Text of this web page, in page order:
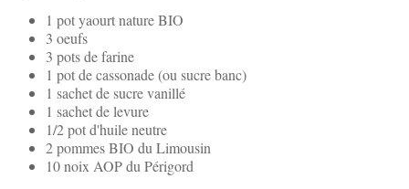
1 pot yaourt nature BIO
3 oeufs
3 pots de farine
1 pot de cassonade (ou sucre banc)
1 sachet de sucre vanillé
1 sachet de levure
1/2 pot d'huile neutre
2 pommes BIO du Limousin
10 noix AOP du Périgord